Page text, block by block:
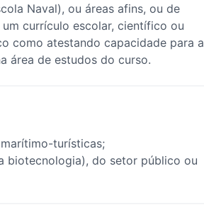
Naval), ou áreas afins, ou de
currículo escolar, científico ou
como atestando capacidade para a
área de estudos do curso.
turísticas;
biotecnologia), do setor público ou